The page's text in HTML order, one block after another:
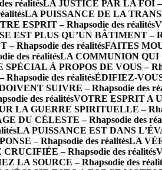
réalitésLA JUSTICE PAR LA FOI –
LA PUISSANCE DE LA
ESPRIT – Rhapsodie des réalités
EST PLUS QU’UN BÂTIMENT –
Rhapsodie des réalitésFAITES
des réalitésLA COMMUNION QUI
À PROPOS DE VOUS –
des réalitésÉDIFIEZ-
SUIVRE – Rhapsodie des
des réalitésVOTRE ESPRIT A
LA GUERRE SPIRITUELLE –
DU CÉLESTE – Rhapsodie des
LA PUISSANCE EST DANS
– Rhapsodie des réalitésLA
– Rhapsodie des réalités
LA SOURCE – Rhapsodie des